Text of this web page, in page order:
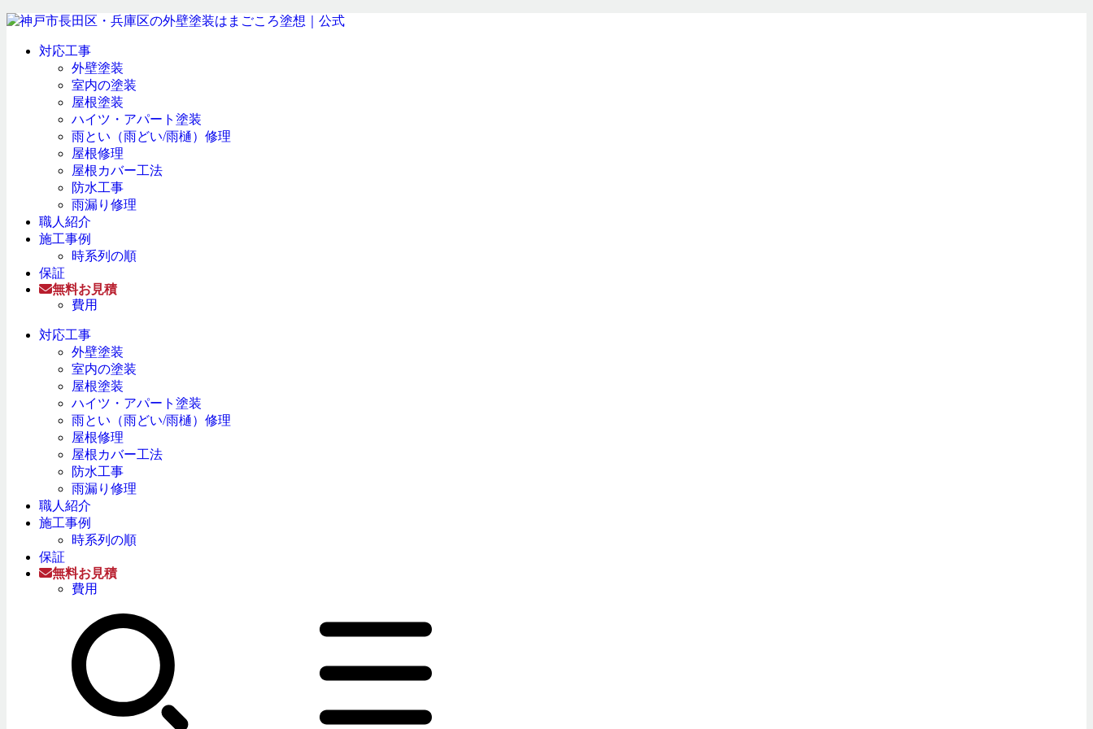
対応工事
外壁塗装
室内の塗装
屋根塗装
ハイツ・アパート塗装
雨とい（雨どい/雨樋）修理
屋根修理
屋根カバー工法
防水工事
雨漏り修理
職人紹介
施工事例
時系列の順
保証
無料お見積
費用
対応工事
外壁塗装
室内の塗装
屋根塗装
ハイツ・アパート塗装
雨とい（雨どい/雨樋）修理
屋根修理
屋根カバー工法
防水工事
雨漏り修理
職人紹介
施工事例
時系列の順
保証
無料お見積
費用